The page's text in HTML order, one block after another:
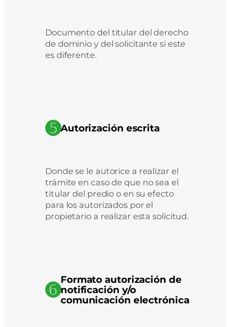
Documento del titular del derecho
de dominio y del solicitante si este
es diferente.
➎Autorización escrita
Donde se le autorice a realizar el
trámite en caso de que no sea el
titular del predio o en su efecto
para los autorizados por el
propietario a realizar esta solicitud.
➏Formato autorización de
notificación y/o
comunicación electrónica